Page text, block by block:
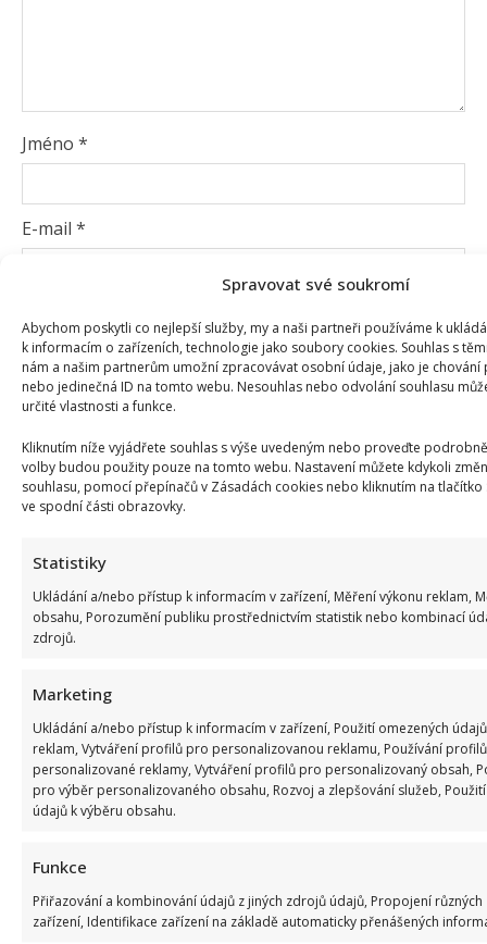
Spravovat své soukromí
Abychom poskytli co nejlepší služby, my a naši partneři používáme k
k informacím o zařízeních, technologie jako soubory cookies. Souhlas s
nám a našim partnerům umožní zpracovávat osobní údaje, jako je
nebo jedinečná ID na tomto webu. Nesouhlas nebo odvolání souhlasu
určité vlastnosti a funkce.
Kliknutím níže vyjádřete souhlas s výše uvedeným nebo proveďte
volby budou použity pouze na tomto webu. Nastavení můžete kdykoli
souhlasu, pomocí přepínačů v Zásadách cookies nebo kliknutím na tlačítko
ve spodní části obrazovky.
Statistiky
Ukládání a/nebo přístup k informacím v zařízení, Měření výkonu reklam,
obsahu, Porozumění publiku prostřednictvím statistik nebo kombinací
zdrojů.
Marketing
Ukládání a/nebo přístup k informacím v zařízení, Použití omezených
reklam, Vytváření profilů pro personalizovanou reklamu, Používání
personalizované reklamy, Vytváření profilů pro personalizovaný obsah,
pro výběr personalizovaného obsahu, Rozvoj a zlepšování služeb,
údajů k výběru obsahu.
Funkce
Přiřazování a kombinování údajů z jiných zdrojů údajů, Propojení různých
zařízení, Identifikace zařízení na základě automaticky přenášených
Jméno *
E-mail *
Uložit do prohlížeče jméno, e-mail a webovou
SOUVISEJÍCÍ ČLÁNKY
Marek Ztracený zrušil velkolepé finále svého
koncertu na Letné